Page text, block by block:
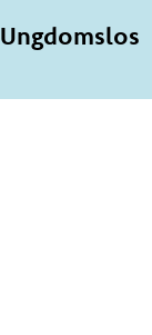
Ungdomslos